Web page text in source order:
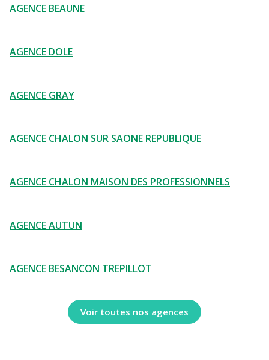
AGENCE BEAUNE
AGENCE DOLE
AGENCE GRAY
AGENCE CHALON SUR SAONE REPUBLIQUE
AGENCE CHALON MAISON DES PROFESSIONNELS
AGENCE AUTUN
AGENCE BESANCON TREPILLOT
Voir toutes nos agences